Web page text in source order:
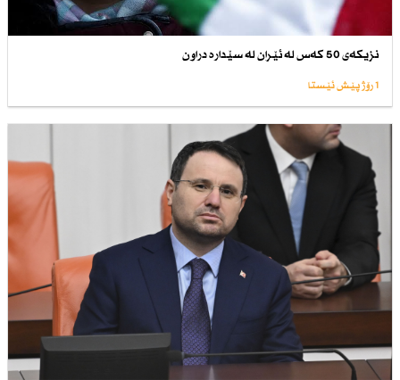
نزیكەی 50 كەس لە ئێران لە سێدارە دراون
1 رۆژ پێش ئێستا